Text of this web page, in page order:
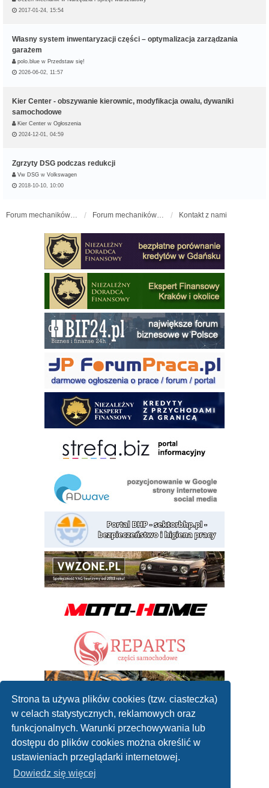
Strona ta używa plików cookies (tzw. ciasteczka)
w celach statystycznych, reklamowych oraz
funkcjonalnych. Warunki przechowywania lub
dostępu do plików cookies można określić w
ustawieniach przeglądarki internetowej.
Dowiedz się więcej
2017-01-24, 15:54
Własny system inwentaryzacji części – optymalizacja zarządzania
garażem
polo.blue w Przedstaw się!
2026-06-02, 11:57
Kier Center - obszywanie kierownic, modyfikacja owalu, dywaniki
samochodowe
Kier Center w Ogłoszenia
2024-12-01, 04:59
Zgrzyty DSG podczas redukcji
Vw DSG w Volkswagen
2018-10-10, 10:00
Forum mechaników samochodowych - forum-mechaniczne.pl Forum mechaników samochodowych Kontakt z nami